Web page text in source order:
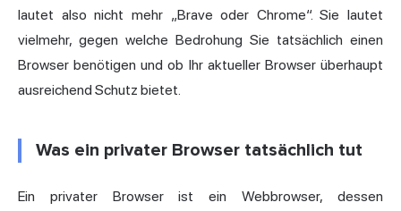
lautet also nicht mehr „Brave oder Chrome“. Sie lautet
vielmehr, gegen welche Bedrohung Sie tatsächlich einen
Browser benötigen und ob Ihr aktueller Browser überhaupt
ausreichend Schutz bietet.
Was ein privater Browser tatsächlich tut
Ein privater Browser ist ein Webbrowser, dessen